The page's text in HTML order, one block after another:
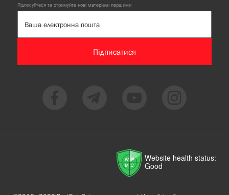
Підписуйтеся та отримуйте нові матеріали першими
Підписатися
Website health status:
Good